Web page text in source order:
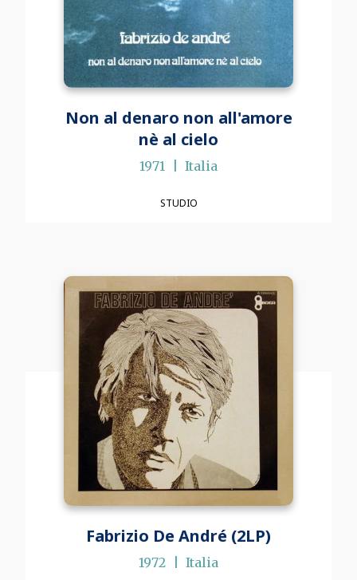
Non al denaro non all'amore
nè al cielo
1971 Italia
STUDIO
Fabrizio De André (2LP)
1972 Italia